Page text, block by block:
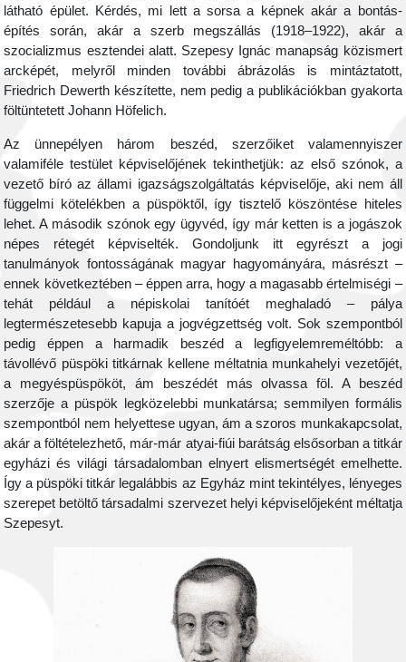
látható épület. Kérdés, mi lett a sorsa a képnek akár a bontás-
építés során, akár a szerb megszállás (1918–1922), akár a
szocializmus esztendei alatt. Szepesy Ignác manapság közismert
arcképét, melyről minden további ábrázolás is mintáztatott,
Friedrich Dewerth készítette, nem pedig a publikációkban gyakorta
föltüntetett Johann Höfelich.
Az ünnepélyen három beszéd, szerzőiket valamennyiszer
valamiféle testület képviselőjének tekinthetjük: az első szónok, a
vezető bíró az állami igazságszolgáltatás képviselője, aki nem áll
függelmi kötelékben a püspöktől, így tisztelő köszöntése hiteles
lehet. A második szónok egy ügyvéd, így már ketten is a jogászok
népes rétegét képviselték. Gondoljunk itt egyrészt a jogi
tanulmányok fontosságának magyar hagyományára, másrészt –
ennek következtében – éppen arra, hogy a magasabb értelmiségi –
tehát például a népiskolai tanítóét meghaladó – pálya
legtermészetesebb kapuja a jogvégzettség volt. Sok szempontból
pedig éppen a harmadik beszéd a legfigyelemreméltóbb: a
távollévő püspöki titkárnak kellene méltatnia munkahelyi vezetőjét,
a megyéspüspököt, ám beszédét más olvassa föl. A beszéd
szerzője a püspök legközelebbi munkatársa; semmilyen formális
szempontból nem helyettese ugyan, ám a szoros munkakapcsolat,
akár a föltételezhető, már-már atyai-fiúi barátság elsősorban a titkár
egyházi és világi társadalomban elnyert elismertségét emelhette.
Így a püspöki titkár legalábbis az Egyház mint tekintélyes, lényeges
szerepet betöltő társadalmi szervezet helyi képviselőjeként méltatja
Szepesyt.